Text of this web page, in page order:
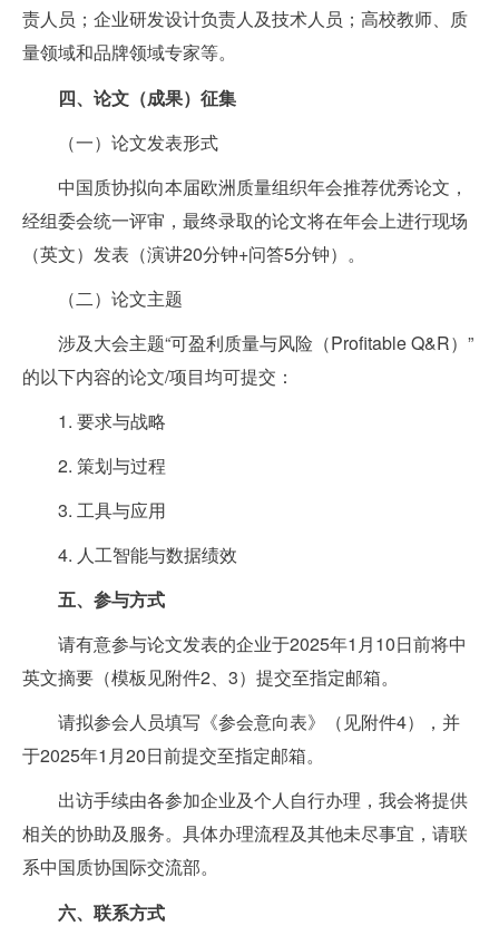
责人员；企业研发设计负责人及技术人员；高校教师、质
量领域和品牌领域专家等。
四、论文（成果）征集
（一）论文发表形式
中国质协拟向本届欧洲质量组织年会推荐优秀论文，
经组委会统一评审，最终录取的论文将在年会上进行现场
（英文）发表（演讲20分钟+问答5分钟）。
（二）论文主题
涉及大会主题“可盈利质量与风险（Profitable Q&R）”
的以下内容的论文/项目均可提交：
1. 要求与战略
2. 策划与过程
3. 工具与应用
4. 人工智能与数据绩效
五、参与方式
请有意参与论文发表的企业于2025年1月10日前将中
英文摘要（模板见附件2、3）提交至指定邮箱。
请拟参会人员填写《参会意向表》（见附件4），并
于2025年1月20日前提交至指定邮箱。
出访手续由各参加企业及个人自行办理，我会将提供
相关的协助及服务。具体办理流程及其他未尽事宜，请联
系中国质协国际交流部。
六、联系方式